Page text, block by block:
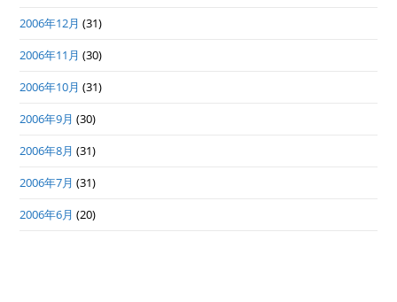
2006年12月 (31)
2006年11月 (30)
2006年10月 (31)
2006年9月 (30)
2006年8月 (31)
2006年7月 (31)
2006年6月 (20)